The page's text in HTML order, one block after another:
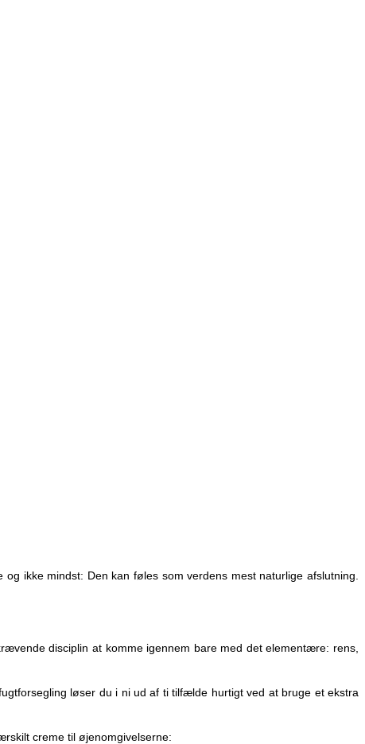
ikke mindst: Den kan føles som verdens mest naturlige afslutning.
disciplin at komme igennem bare med det elementære: rens,
løser du i ni ud af ti tilfælde hurtigt ved at bruge et ekstra
creme til øjenomgivelserne: